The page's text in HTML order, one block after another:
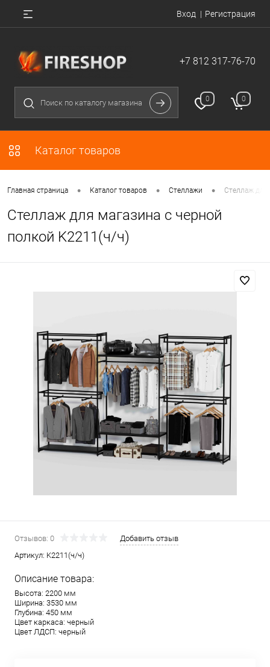
Вход Регистрация
+7 812 317-76-70
0 0
Каталог товаров
Главная страница • Каталог товаров • Стеллажи • Стеллаж для
Стеллаж для магазина с черной
полкой K2211(ч/ч)
Отзывов: 0
Добавить отзыв
Артикул: K2211(ч/ч)
Описание товара:
Высота: 2200 мм
Ширина: 3530 мм
Глубина: 450 мм
Цвет каркаса: черный
Цвет ЛДСП: черный